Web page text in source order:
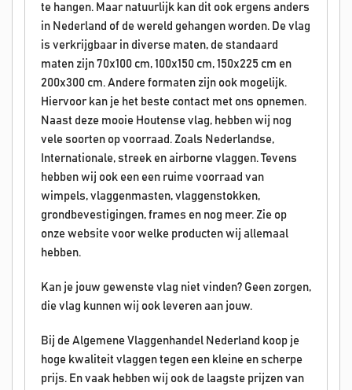
te hangen. Maar natuurlijk kan dit ook ergens anders
in Nederland of de wereld gehangen worden. De vlag
is verkrijgbaar in diverse maten, de standaard
maten zijn 70x100 cm, 100x150 cm, 150x225 cm en
200x300 cm. Andere formaten zijn ook mogelijk.
Hiervoor kan je het beste contact met ons opnemen.
Naast deze mooie Houtense vlag, hebben wij nog
vele soorten op voorraad. Zoals Nederlandse,
Internationale, streek en airborne vlaggen. Tevens
hebben wij ook een een ruime voorraad van
wimpels, vlaggenmasten, vlaggenstokken,
grondbevestigingen, frames en nog meer. Zie op
onze website voor welke producten wij allemaal
hebben.
Kan je jouw gewenste vlag niet vinden? Geen zorgen,
die vlag kunnen wij ook leveren aan jouw.
Bij de Algemene Vlaggenhandel Nederland koop je
hoge kwaliteit vlaggen tegen een kleine en scherpe
prijs. En vaak hebben wij ook de laagste prijzen van